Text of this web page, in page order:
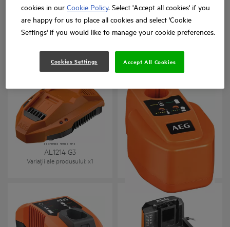
Încărcător rapid 14-18V
BL1418 AL 18G
Încărcător
AL1214 G3
Variații ale produsului: x1
Încărcător
LA 036
cookies in ourCookie Policy. Select 'Accept all cookies' if you
are happy for us to place all cookies and select 'Cookie
Settings' if you would like to manage your cookie preferences.
Cookies Settings Accept All Cookies